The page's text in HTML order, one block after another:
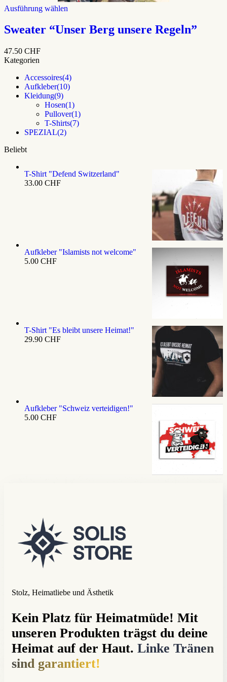
Ausführung wählen
weist
mehrere
können
auf
Produktseite
gewählt
werden
Sweater “Unser Berg unsere Regeln”
47.50 CHF
Kategorien
Accessoires(4)
Aufkleber(10)
Kleidung(9)
Hosen(1)
Pullover(1)
T-Shirts(7)
SPEZIAL(2)
Beliebt
T-Shirt "Defend Switzerland"
33.00 CHF
Aufkleber "Islamists not welcome"
5.00 CHF
T-Shirt "Es bleibt unsere Heimat!"
29.90 CHF
Aufkleber "Schweiz verteidigen!"
5.00 CHF
Stolz, Heimatliebe und Ästhetik
Kein Platz für Heimatmüde! Mit
unseren Produkten trägst du deine
Heimat auf der Haut. Linke Tränen
sind garantiert!